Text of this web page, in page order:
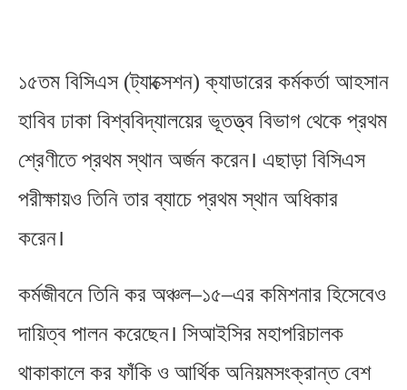
১৫তম বিসিএস (ট্যাক্সেশন)ক্যাডারের কর্মকর্তা আহসান
হাবিব ঢাকা বিশ্ববিদ্যালয়ের ভূতত্ত্ব বিভাগ থেকে প্রথম
শ্রেণীতে প্রথম স্থান অর্জন করেন। এছাড়া বিসিএস
পরীক্ষায়ও তিনি তার ব্যাচে প্রথম স্থান অধিকার
করেন।
কর্মজীবনে তিনি কর অঞ্চল–১৫–এর কমিশনার হিসেবেও
দায়িত্ব পালন করেছেন। সিআইসির মহাপরিচালক
থাকাকালে কর ফাঁকি ও আর্থিক অনিয়মসংক্রান্ত বেশ